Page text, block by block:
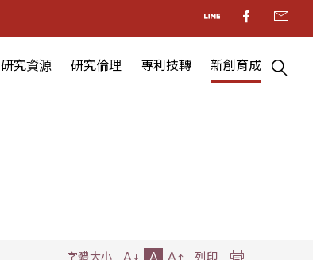
研究資源 研究倫理 專利技轉 新創育成
字體大小 A A A 列印